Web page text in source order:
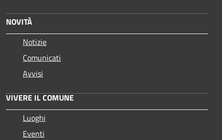
NOVITÀ
Notizie
Comunicati
Avvisi
VIVERE IL COMUNE
Luoghi
Eventi